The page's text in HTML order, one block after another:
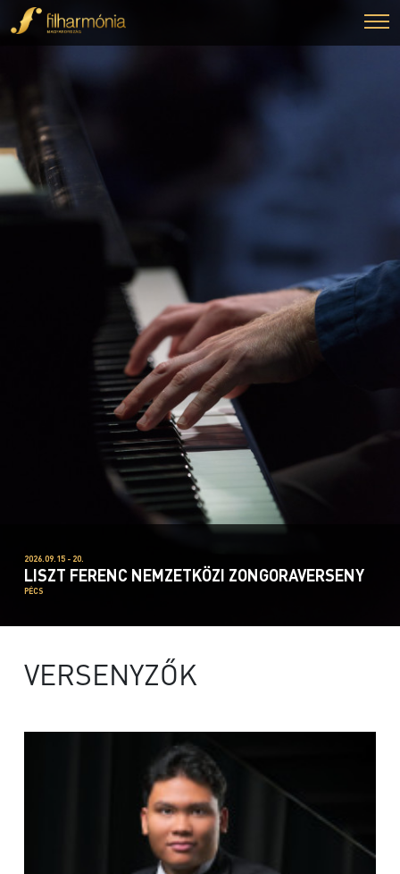
2026.09.15 - 20.
LISZT FERENC NEMZETKÖZI ZONGORAVERSENY
PÉCS
VERSENYZŐK